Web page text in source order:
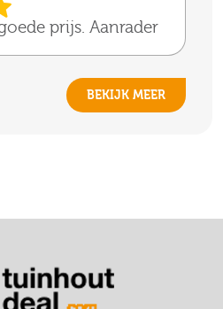
prijs. Aanrader
BEKIJK MEER